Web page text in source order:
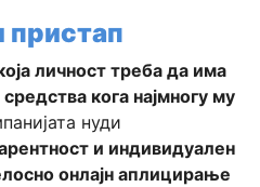
пристап
личност треба да има
кога најмногу му
нуди
и индивидуален
онлајн аплицирање